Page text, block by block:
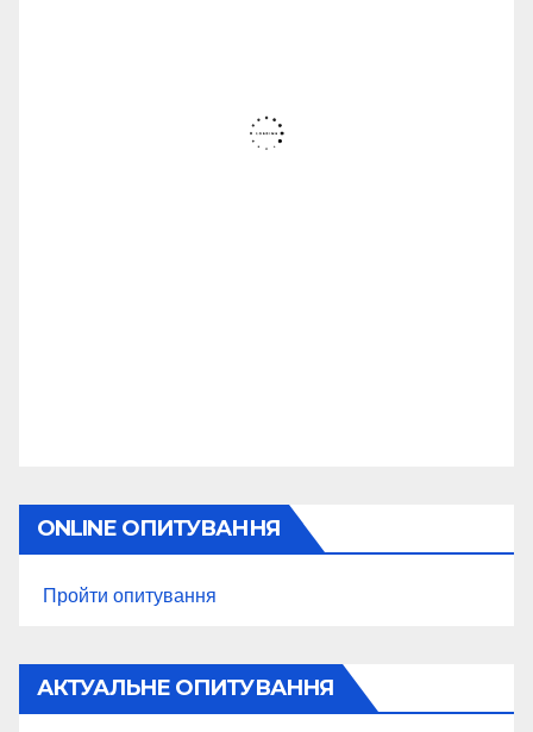
ONLINE ОПИТУВАННЯ
Пройти опитування
АКТУАЛЬНЕ ОПИТУВАННЯ